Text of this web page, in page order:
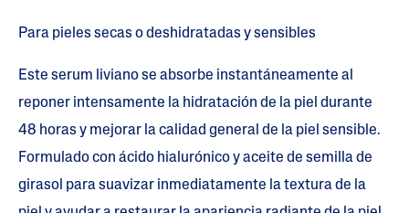
Para pieles secas o deshidratadas y sensibles
Este serum liviano se absorbe instantáneamente al
reponer intensamente la hidratación de la piel durante
48 horas y mejorar la calidad general de la piel sensible.
Formulado con ácido hialurónico y aceite de semilla de
girasol para suavizar inmediatamente la textura de la